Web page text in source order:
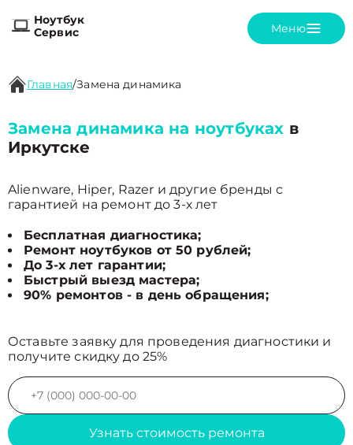
Ноутбук
Сервис
Меню
Главная/Замена динамика
Замена динамика на ноутбуках в
Иркутске
Alienware, Hiper, Razer и другие бренды с
гарантией на ремонт до 3-х лет
Бесплатная диагностика;
Ремонт ноутбуков от 50 рублей;
До 3-х лет гарантии;
Быстрый выезд мастера;
90% ремонтов - в день обращения;
Оставьте заявку для проведения диагностики и
получите скидку до 25%
Узнать стоимость ремонта